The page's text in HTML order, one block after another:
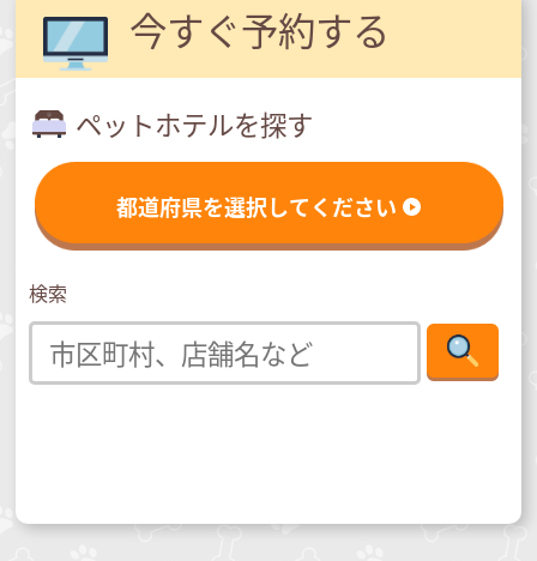
今すぐ予約する
ペットホテルを探す
都道府県を選択してください
検索